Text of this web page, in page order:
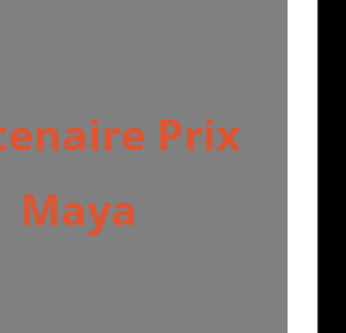
Prix
Maya